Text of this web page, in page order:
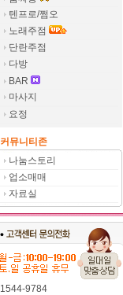
텐프로/쩜오
노래주점
단란주점
다방
BAR
마사지
요정
커뮤니티존
나눔스토리
업소매매
자료실
1544-9784